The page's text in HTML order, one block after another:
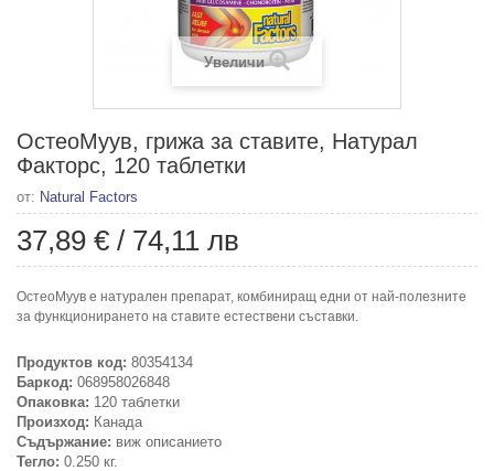
Увеличи
ОстеоМуув, грижа за ставите, Натурал
Факторс, 120 таблетки
от: Natural Factors
37,89 € / 74,11 лв
ОстеоМуув е натурален препарат, комбиниращ едни от най-полезните
за функционирането на ставите естествени съставки.
Продуктов код: 80354134
Баркод: 068958026848
Опаковка: 120 таблетки
Произход: Канада
Съдържание: виж описанието
Тегло: 0.250 кг.